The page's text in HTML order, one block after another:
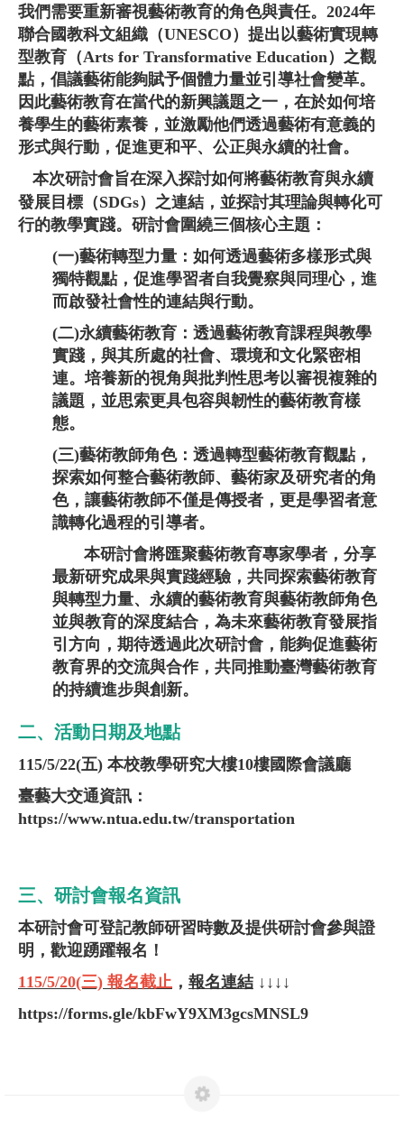
我們需要重新審視藝術教育的角色與責任。2024年
聯合國教科文組織（UNESCO）提出以藝術實現轉
型教育（Arts for Transformative Education）之觀
點，倡議藝術能夠賦予個體力量並引導社會變革。
因此藝術教育在當代的新興議題之一，在於如何培
養學生的藝術素養，並激勵他們透過藝術有意義的
形式與行動，促進更和平、公正與永續的社會。
本次研討會旨在深入探討如何將藝術教育與永續
發展目標（SDGs）之連結，並探討其理論與轉化可
行的教學實踐。研討會圍繞三個核心主題：
(一)藝術轉型力量：如何透過藝術多樣形式與
獨特觀點，促進學習者自我覺察與同理心，進
而啟發社會性的連結與行動。
(二)永續藝術教育：透過藝術教育課程與教學
實踐，與其所處的社會、環境和文化緊密相
連。培養新的視角與批判性思考以審視複雜的
議題，並思索更具包容與韌性的藝術教育樣
態。
(三)藝術教師角色：透過轉型藝術教育觀點，
探索如何整合藝術教師、藝術家及研究者的角
色，讓藝術教師不僅是傳授者，更是學習者意
識轉化過程的引導者。
本研討會將匯聚藝術教育專家學者，分享
最新研究成果與實踐經驗，共同探索藝術教育
與轉型力量、永續的藝術教育與藝術教師角色
並與教育的深度結合，為未來藝術教育發展指
引方向，期待透過此次研討會，能夠促進藝術
教育界的交流與合作，共同推動臺灣藝術教育
的持續進步與創新。
二、活動日期及地點
115/5/22(五) 本校教學研究大樓10樓國際會議廳
臺藝大交通資訊：
https://www.ntua.edu.tw/transportation
三、研討會報名資訊
本研討會可登記教師研習時數及提供研討會參與證
明，歡迎踴躍報名！
115/5/20(三) 報名截止 ， 報名連結 ↓↓↓↓
https://forms.gle/kbFwY9XM3gcsMNSL9